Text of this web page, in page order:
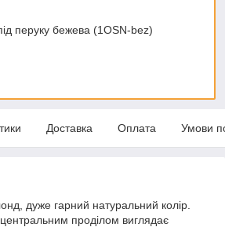
перуку бежева (1OSN-bez)
Доставка Оплата Умови
дуже гарний натуральний колір.
проділом виглядає